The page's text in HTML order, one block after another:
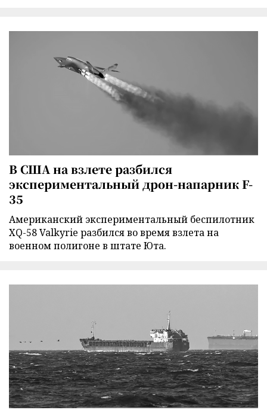
В США на взлете разбился
экспериментальный дрон-напарник F-
35
Американский экспериментальный беспилотник
XQ-58 Valkyrie разбился во время взлета на
военном полигоне в штате Юта.